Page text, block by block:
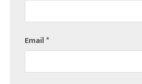
Email*